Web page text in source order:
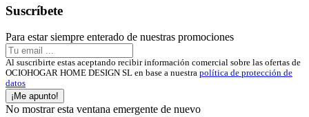
Suscríbete
Para estar siempre enterado de nuestras promociones
Al suscribirte estas aceptando recibir información comercial sobre las ofertas de
OCIOHOGAR HOME DESIGN SL en base a nuestra política de protección de
datos
¡Me apunto!
No mostrar esta ventana emergente de nuevo